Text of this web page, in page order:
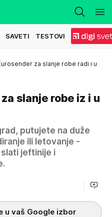
SAVETI TESTOVI
za slanje robe radi i u
slanje robe iz i u
putujete na duže
ili letovanje -
jeftinije i
u vaš Google izbor